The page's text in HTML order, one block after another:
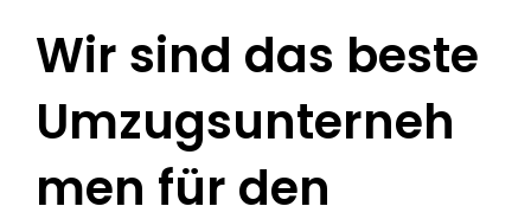
Wir sind das beste
Umzugsunterneh
men für den